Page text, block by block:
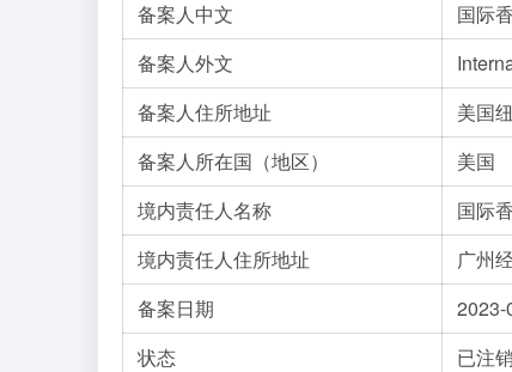
备案人中文
国际
备案人外文
备案人住所地址
美国
备案人所在国（地区）
美国
境内责任人名称
国际
境内责任人住所地址
广州
备案日期
2023-
状态
已注销